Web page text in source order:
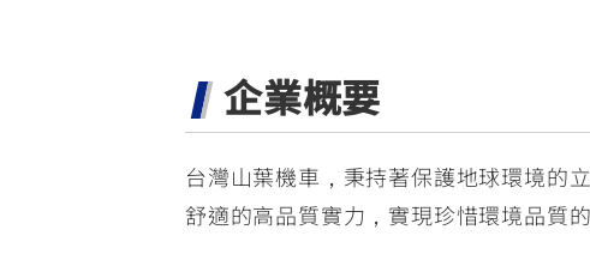
企業概要
台灣山葉機車，秉持著保護地球環境的
舒適的高品質實力，實現珍惜環境品質